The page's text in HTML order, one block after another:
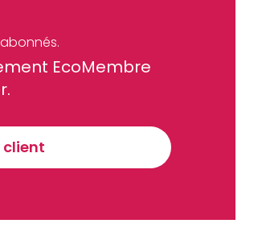
EcoMembre
client
les jours avant 10 heures.
Vous pouvez vous désabonner à tout moment.